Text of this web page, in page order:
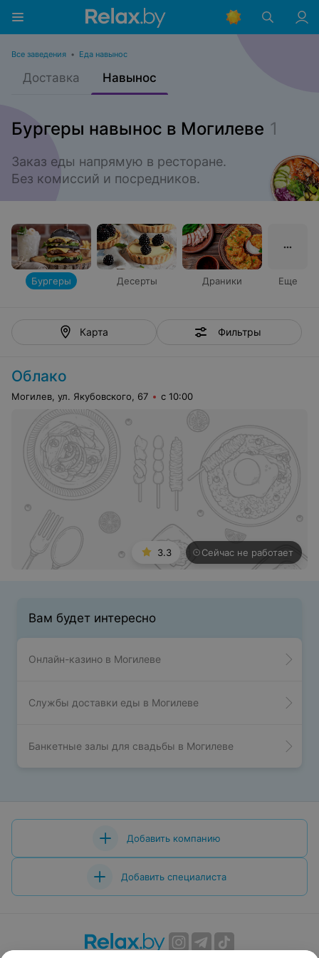
Все заведения • Еда навынос
Доставка Навынос
Бургеры навынос в Могилеве 1
Заказ еды напрямую в ресторане.
Без комиссий и посредников.
Бургеры Десерты Драники Еще
Карта Фильтры
Облако
Могилев, ул. Якубовского, 67 с 10:00
3.3 Сейчас не работает
Вам будет интересно
Онлайн-казино в Могилеве
Службы доставки еды в Могилеве
Банкетные залы для свадьбы в Могилеве
Добавить компанию
Добавить специалиста